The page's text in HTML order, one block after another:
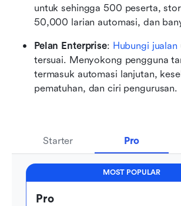
untuk sehingga 500 peserta,
50,000 larian automasi, dan
Pelan Enterprise: Hubungi jualan
tersuai. Menyokong pengguna
termasuk automasi lanjutan,
pematuhan, dan ciri pengurusan.
Starter Pro
MOST POPULAR
Pro